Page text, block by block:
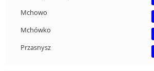
Mchowo
Mchówko
Przasnysz